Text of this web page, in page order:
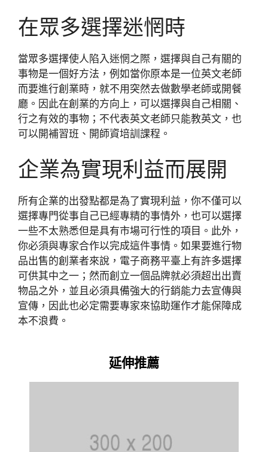
在眾多選擇迷惘時
當眾多選擇使人陷入迷惘之際，選擇與自己有關的
事物是一個好方法，例如當你原本是一位英文老師
而要進行創業時，就不用突然去做數學老師或開餐
廳。因此在創業的方向上，可以選擇與自己相關、
行之有效的事物；不代表英文老師只能教英文，也
可以開補習班、開師資培訓課程。
企業為實現利益而展開
所有企業的出發點都是為了實現利益，你不僅可以
選擇專門從事自己已經專精的事情外，也可以選擇
一些不太熟悉但是具有市場可行性的項目。此外，
你必須與專家合作以完成這件事情。如果要進行物
品出售的創業者來說，電子商務平臺上有許多選擇
可供其中之一；然而創立一個品牌就必須超出出賣
物品之外，並且必須具備強大的行銷能力去宣傳與
宣傳，因此也必定需要專家來協助運作才能保障成
本不浪費。
延伸推薦